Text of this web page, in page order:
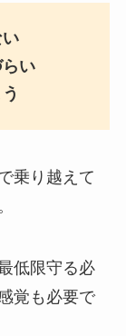
い
乗り越えて
低限守る必
覚も必要で